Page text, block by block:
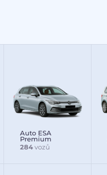
Auto ESA
Premium
284 vozů